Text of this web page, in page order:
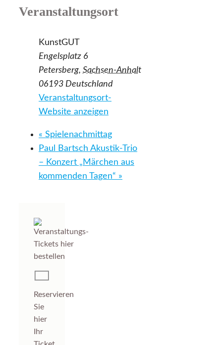
Veranstaltungsort
KunstGUT
Engelsplatz 6
Petersberg, Sachsen-Anhalt
06193 Deutschland
Veranstaltungsort-
Website anzeigen
« Spielenachmittag
Paul Bartsch Akustik-Trio
– Konzert „Märchen aus
kommenden Tagen“ »
Reservieren
Sie
hier
Ihr